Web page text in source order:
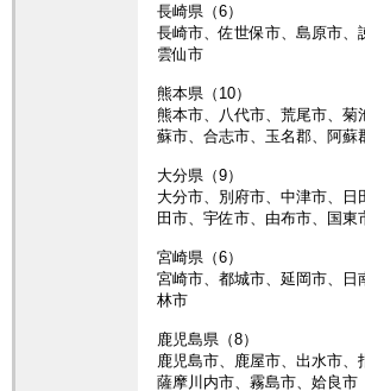
長崎県（6）
長崎市、佐世保市、島原市、
雲仙市
熊本県（10）
熊本市、八代市、荒尾市、菊
蘇市、合志市、玉名郡、阿蘇
大分県（9）
大分市、別府市、中津市、日
田市、宇佐市、由布市、国東
宮崎県（6）
宮崎市、都城市、延岡市、日
林市
鹿児島県（8）
鹿児島市、鹿屋市、出水市、
薩摩川内市、霧島市、姶良市